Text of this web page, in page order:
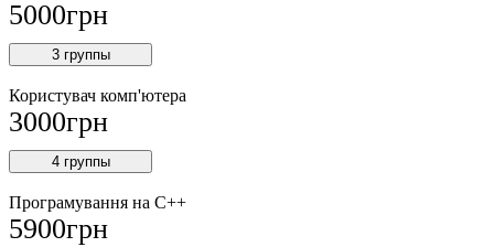
5000грн
3 группы
Користувач комп'ютера
3000грн
4 группы
Програмування на С++
5900грн